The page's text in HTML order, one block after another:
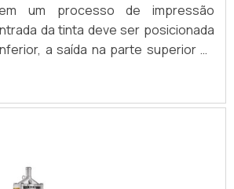
um processo de impressão
da tinta deve ser posicionada
a saída na parte superior na
forma a câmara trabalha
com o nível máximo de tinta.
desligada, o escoamento de tinta